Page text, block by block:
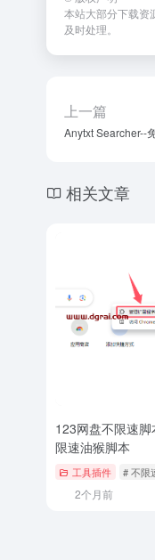
本站大部分下载资
及时处理。
上一篇
Anytxt Searcher--
相关文章
123网盘不限速
限速油猴脚本
工具插件 # 不限
2个月前